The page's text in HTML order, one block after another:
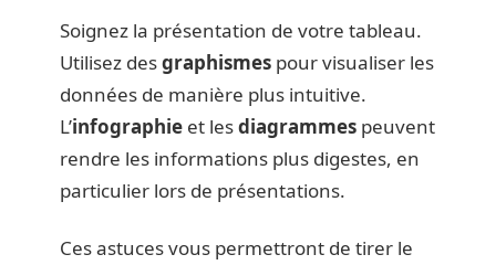
Soignez la présentation de votre tableau.
Utilisez desgraphismes pour visualiser les
données de manière plus intuitive.
L’infographie et lesdiagrammes peuvent
rendre les informations plus digestes, en
particulier lors de présentations.
Ces astuces vous permettront de tirer le